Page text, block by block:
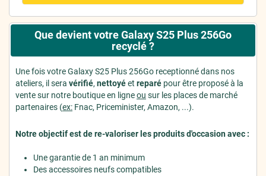
Que devient votre Galaxy S25 Plus 256Go
recyclé ?
Une fois votre Galaxy S25 Plus 256Go receptionné dans nos
ateliers, il sera vérifié, nettoyéet reparé pour être proposé à la
vente sur notre boutique en ligneou sur les places de marché
partenaires (ex: Fnac, Priceminister, Amazon, ...).
Notre objectif est de re-valoriser les produits d'occasion avec :
Une garantie de 1 an minimum
Des accessoires neufs compatibles